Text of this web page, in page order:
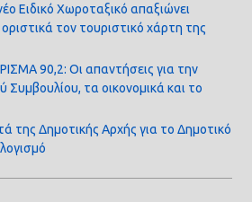
Ειδικό Χωροταξικό απαξιώνει
οριστικά τον τουριστικό χάρτη της
90,2: Οι απαντήσεις για την
τα οικονομικά και το
της Δημοτικής Αρχής για το Δημοτικό